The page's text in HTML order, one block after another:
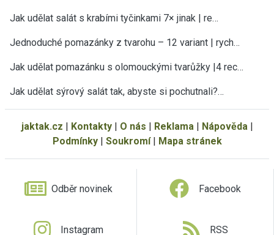
Jak udělat salát s krabími tyčinkami 7× jinak | re…
Jednoduché pomazánky z tvarohu – 12 variant | rych…
Jak udělat pomazánku s olomouckými tvarůžky |4 rec…
Jak udělat sýrový salát tak, abyste si pochutnali?…
jaktak.cz | Kontakty| O nás | Reklama | Nápověda |
Podmínky| Soukromí| Mapa stránek
Odběr novinek Facebook
Instagram RSS